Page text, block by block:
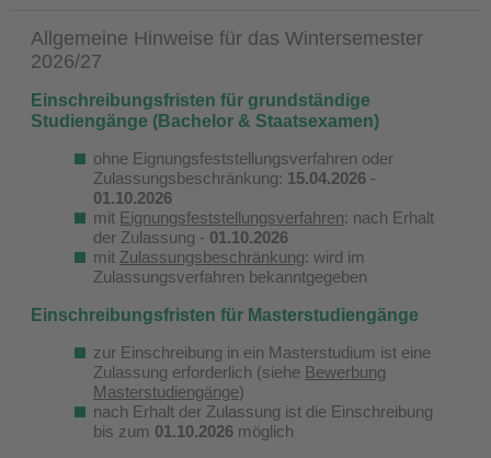
Allgemeine Hinweise für das Wintersemester
2026/27
Einschreibungsfristen für grundständige
Studiengänge (Bachelor & Staatsexamen)
ohne Eignungsfeststellungsverfahren oder
Zulassungsbeschränkung: 15.04.2026 -
01.10.2026
​mit Eignungsfeststellungsverfahren: nach Erhalt
der Zulassung - 01.10.2026
mit Zulassungsbeschränkung: wird im
Zulassungsverfahren bekanntgegeben
Einschreibungsfristen für Masterstudiengänge
zur Einschreibung in ein Masterstudium ist eine
Zulassung erforderlich (siehe Bewerbung
Masterstudiengänge)
nach Erhalt der Zulassung ist die Einschreibung
bis zum 01.10.2026 möglich